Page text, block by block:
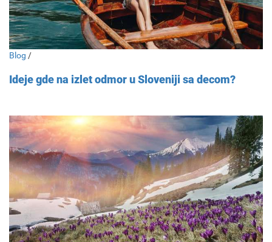
Blog /
Ideje gde na izlet odmor u Sloveniji sa decom?